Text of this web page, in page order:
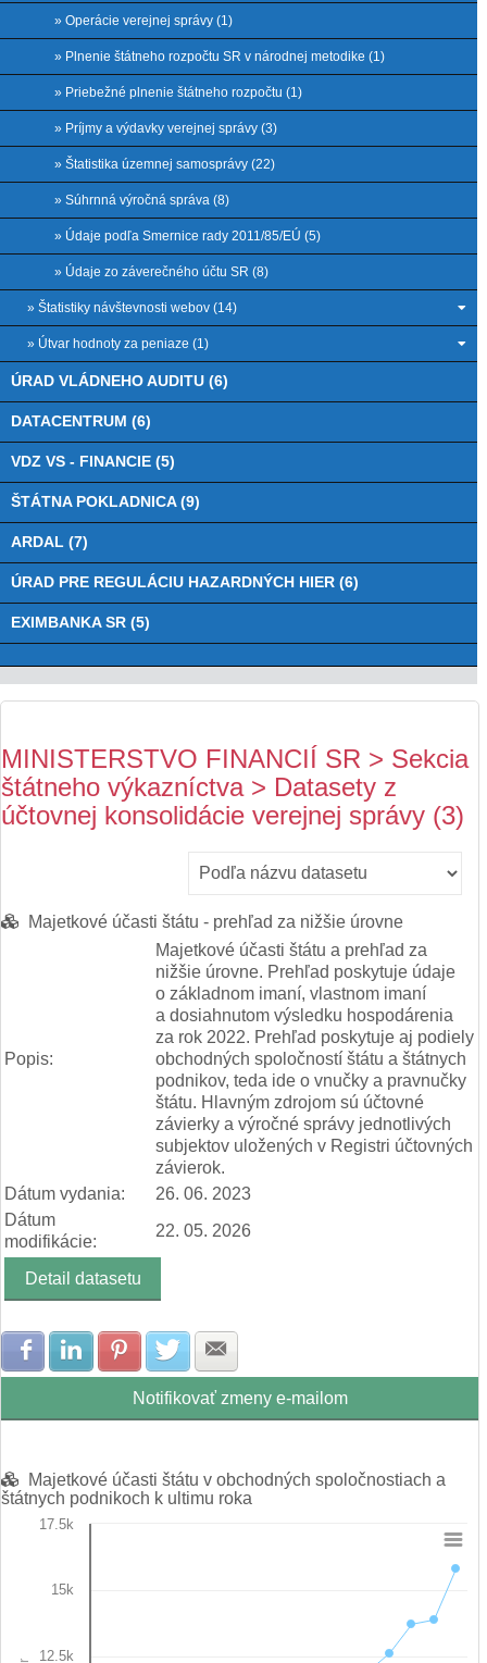
» Operácie verejnej správy (1)
» Plnenie štátneho rozpočtu SR v národnej metodike (1)
» Priebežné plnenie štátneho rozpočtu (1)
» Príjmy a výdavky verejnej správy (3)
» Štatistika územnej samosprávy (22)
» Súhrnná výročná správa (8)
» Údaje podľa Smernice rady 2011/85/EÚ (5)
» Údaje zo záverečného účtu SR (8)
» Štatistiky návštevnosti webov (14)
» Útvar hodnoty za peniaze (1)
ÚRAD VLÁDNEHO AUDITU (6)
DATACENTRUM (6)
VDZ VS - FINANCIE (5)
ŠTÁTNA POKLADNICA (9)
ARDAL (7)
ÚRAD PRE REGULÁCIU HAZARDNÝCH HIER (6)
EXIMBANKA SR (5)
MINISTERSTVO FINANCIÍ SR > Sekcia
štátneho výkazníctva > Datasety z
účtovnej konsolidácie verejnej správy (3)
Majetkové účasti štátu - prehľad za nižšie úrovne
Popis:
Majetkové účasti štátu a prehľad za
nižšie úrovne. Prehľad poskytuje údaje
o základnom imaní, vlastnom imaní
a dosiahnutom výsledku hospodárenia
za rok 2022. Prehľad poskytuje aj podiely
obchodných spoločností štátu a štátnych
podnikov, teda ide o vnučky a pravnučky
štátu. Hlavným zdrojom sú účtovné
závierky a výročné správy jednotlivých
subjektov uložených v Registri účtovných
závierok.
Dátum vydania:
26. 06. 2023
Dátum
modifikácie:
22. 05. 2026
Detail datasetu
Zdielať na Facebook
Zdielať na LinkedIn
Zdielať na Pinterest
Zdielať na Twitter
Notifikovať zmeny e-mailom
Majetkové účasti štátu v obchodných spoločnostiach a
štátnych podnikoch k ultimu roka
Line chart with 17 data points.
12.5k
15k
17.5k